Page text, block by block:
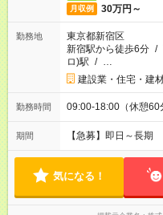
月収例 30万円～
勤務地
東京都新宿区
新宿駅から徒歩6分 /
ロ)駅 / …
建設業・住宅・建
勤務時間 09:00-18:00（休憩60
期間 【急募】即日～長
気になる！